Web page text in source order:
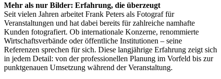
Mehr als nur Bilder: Erfahrung, die überzeugt
Seit vielen Jahren arbeitet Frank Peters als Fotograf für
Veranstaltungen und hat dabei bereits für zahlreiche namhafte
Kunden fotografiert. Ob internationale Konzerne, renommierte
Wirtschaftsverbände oder öffentliche Institutionen – seine
Referenzen sprechen für sich. Diese langjährige Erfahrung zeigt sich
in jedem Detail: von der professionellen Planung im Vorfeld bis zur
punktgenauen Umsetzung während der Veranstaltung.